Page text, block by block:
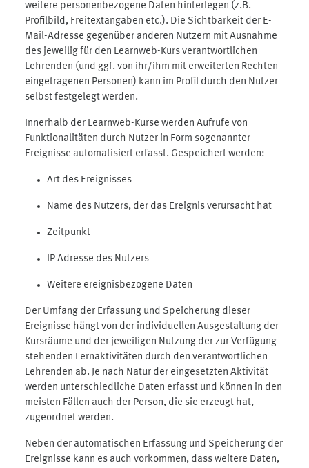
weitere personenbezogene Daten hinterlegen (z.B.
Profilbild, Freitextangaben etc.). Die Sichtbarkeit der E-
Mail-Adresse gegenüber anderen Nutzern mit Ausnahme
des jeweilig für den Learnweb-Kurs verantwortlichen
Lehrenden (und ggf. von ihr/ihm mit erweiterten Rechten
eingetragenen Personen) kann im Profil durch den Nutzer
selbst festgelegt werden.
Innerhalb der Learnweb-Kurse werden Aufrufe von
Funktionalitäten durch Nutzer in Form sogenannter
Ereignisse automatisiert erfasst. Gespeichert werden:
Art des Ereignisses
Name des Nutzers, der das Ereignis verursacht hat
Zeitpunkt
IP Adresse des Nutzers
Weitere ereignisbezogene Daten
Der Umfang der Erfassung und Speicherung dieser
Ereignisse hängt von der individuellen Ausgestaltung der
Kursräume und der jeweiligen Nutzung der zur Verfügung
stehenden Lernaktivitäten durch den verantwortlichen
Lehrenden ab. Je nach Natur der eingesetzten Aktivität
werden unterschiedliche Daten erfasst und können in den
meisten Fällen auch der Person, die sie erzeugt hat,
zugeordnet werden.
Neben der automatischen Erfassung und Speicherung der
Ereignisse kann es auch vorkommen, dass weitere Daten,